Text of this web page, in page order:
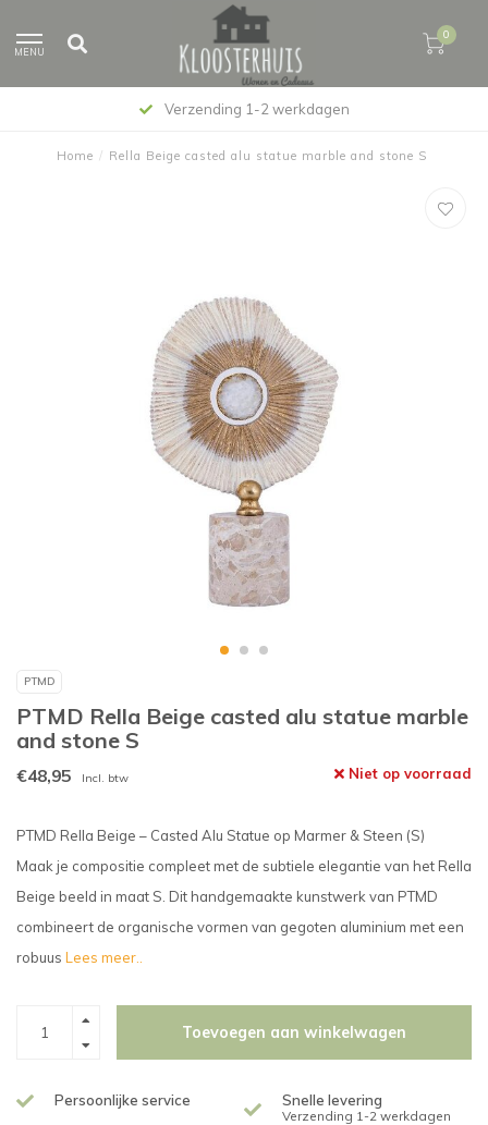
MENU
0
Verzending 1-2 werkdagen
Home / Rella Beige casted alu statue marble and stone S
PTMD
PTMD Rella Beige casted alu statue marble
and stone S
€48,95 Incl. btw Niet op voorraad
PTMD Rella Beige – Casted Alu Statue op Marmer & Steen (S)
Maak je compositie compleet met de subtiele elegantie van het Rella
Beige beeld in maat S. Dit handgemaakte kunstwerk van PTMD
combineert de organische vormen van gegoten aluminium met een
robuus Lees meer..
Toevoegen aan winkelwagen
Persoonlijke service Snelle levering
Verzending 1-2 werkdagen